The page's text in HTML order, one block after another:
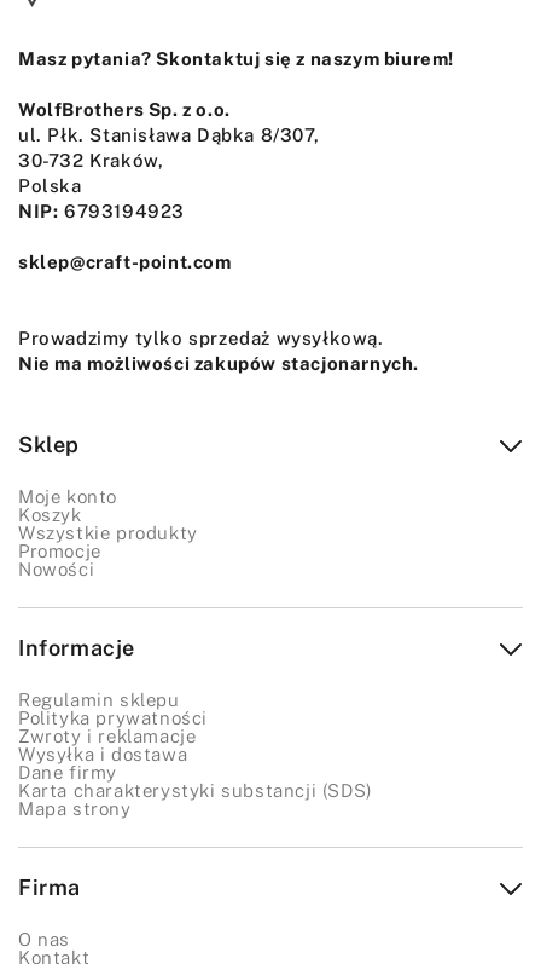
Masz pytania? Skontaktuj się z naszym biurem!
WolfBrothers Sp. z o.o.
ul. Płk. Stanisława Dąbka 8/307,
30-732 Kraków,
Polska
NIP: 6793194923
sklep@craft-point.com
Prowadzimy tylko sprzedaż wysyłkową.
Nie ma możliwości zakupów stacjonarnych.
Sklep
Moje konto
Koszyk
Wszystkie produkty
Promocje
Nowości
Informacje
Regulamin sklepu
Polityka prywatności
Zwroty i reklamacje
Wysyłka i dostawa
Dane firmy
Karta charakterystyki substancji (SDS)
Mapa strony
Firma
O nas
Kontakt